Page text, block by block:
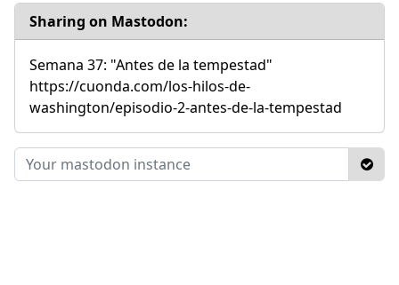
Sharing on Mastodon:
Semana 37: "Antes de la tempestad"
https://cuonda.com/los-hilos-de-
washington/episodio-2-antes-de-la-tempestad